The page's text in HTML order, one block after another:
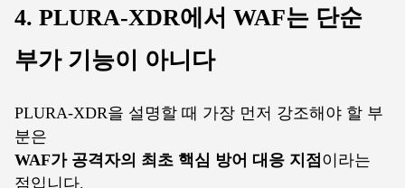
4. PLURA-XDR에서 WAF는 단순
부가 기능이 아니다
PLURA-XDR을 설명할 때 가장 먼저 강조해야 할 부
분은
WAF가 공격자의 최초 핵심 방어 대응 지점이라는
점입니다.